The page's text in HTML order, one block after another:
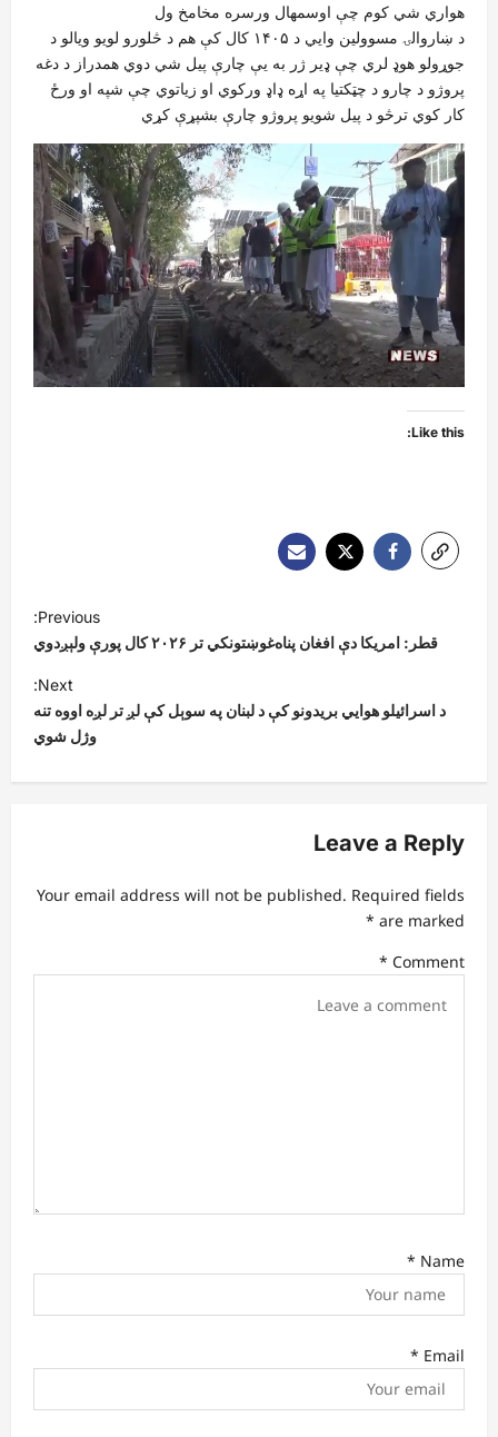
هواري شي کوم چې اوسمهال ورسره مخامخ ول
د ښاروالۍ مسوولین وايي د ۱۴۰۵ کال کې هم د څلورو لویو ویالو د
جوړولو هوډ لري چې ډير ژر به يې چارې پیل شي دوي همدراز د دغه
پروژو د چارو د چټکتیا په اړه ډاډ ورکوي او زیاتوي چې شپه او ورځ
کار کوي ترڅو د پیل شویو پروژو چارې بشپړې کړي
Like this:
a
i
a
i
Previous:
قطر: امریکا دې افغان پناه‌غوښتونکي تر ۲۰۲۶ کال پورې ولېږدوي
Next:
د اسرائیلو هوايي بریدونو کې د لبنان په سوېل کې لږ تر لږه اووه تنه
وژل شوي
Leave a Reply
Your email address will not be published. Required fields
are marked
*
Comment
*
Name
*
Email
*